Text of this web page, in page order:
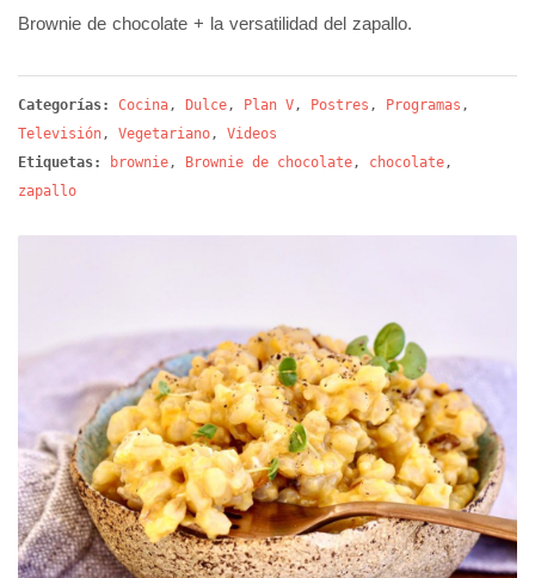
Brownie de chocolate + la versatilidad del zapallo.
Categorías: Cocina, Dulce, Plan V, Postres , Programas ,
Televisión, Vegetariano, Videos
Etiquetas:
brownie, Brownie de chocolate, chocolate,
zapallo